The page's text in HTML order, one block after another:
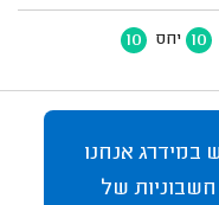
10 יחס 10
במידרג אנחנו
של